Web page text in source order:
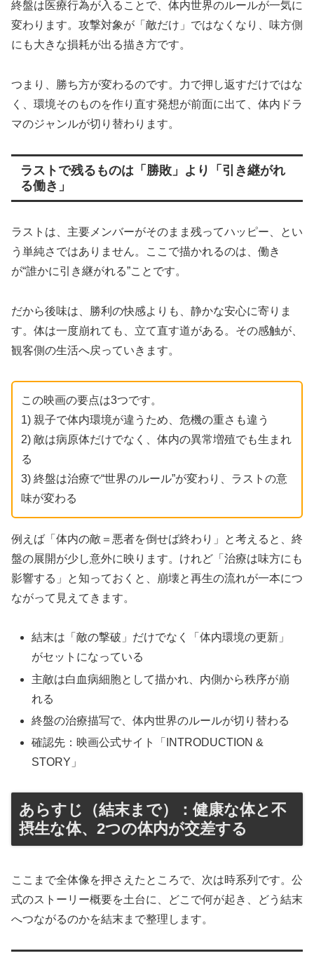
終盤は医療行為が入ることで、体内世界のルールが一気に
変わります。攻撃対象が「敵だけ」ではなくなり、味方側
にも大きな損耗が出る描き方です。
つまり、勝ち方が変わるのです。力で押し返すだけではな
く、環境そのものを作り直す発想が前面に出て、体内ドラ
マのジャンルが切り替わります。
ラストで残るものは「勝敗」より「引き継がれ
る働き」
ラストは、主要メンバーがそのまま残ってハッピー、とい
う単純さではありません。ここで描かれるのは、働き
が“誰かに引き継がれる”ことです。
だから後味は、勝利の快感よりも、静かな安心に寄りま
す。体は一度崩れても、立て直す道がある。その感触が、
観客側の生活へ戻っていきます。
この映画の要点は3つです。
1) 親子で体内環境が違うため、危機の重さも違う
2) 敵は病原体だけでなく、体内の異常増殖でも生まれ
る
3) 終盤は治療で“世界のルール”が変わり、ラストの意
味が変わる
例えば「体内の敵＝悪者を倒せば終わり」と考えると、終
盤の展開が少し意外に映ります。けれど「治療は味方にも
影響する」と知っておくと、崩壊と再生の流れが一本につ
ながって見えてきます。
結末は「敵の撃破」だけでなく「体内環境の更新」
がセットになっている
主敵は白血病細胞として描かれ、内側から秩序が崩
れる
終盤の治療描写で、体内世界のルールが切り替わる
確認先：映画公式サイト「INTRODUCTION &
STORY」
あらすじ（結末まで）：健康な体と不
摂生な体、2つの体内が交差する
ここまで全体像を押さえたところで、次は時系列です。公
式のストーリー概要を土台に、どこで何が起き、どう結末
へつながるのかを結末まで整理します。